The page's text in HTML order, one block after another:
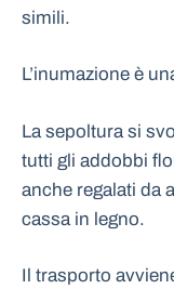
simili.
L’inumazione è
La sepoltura si
tutti gli addobbi
anche regalati da
cassa in legno.
Il trasporto